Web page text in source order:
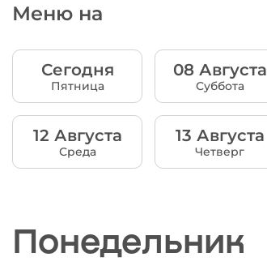
Меню на
Сегодня
Пятница
08 Августа
Суббота
12 Августа
Среда
13 Августа
Четверг
Понедельник